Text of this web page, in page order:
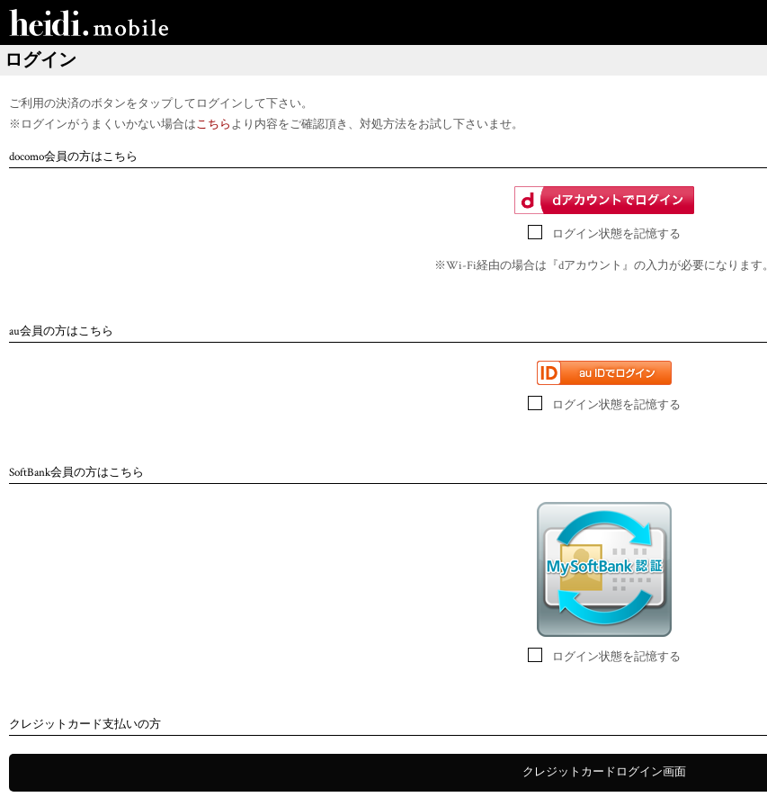
ログイン
ご利用の決済のボタンをタップしてログインして下さい。
※ログインがうまくいかない場合はこちらより内容をご確認頂き、対処方法をお試し下さいませ。
docomo会員の方はこちら
ログイン状態を記憶する
※Wi-Fi経由の場合は『dアカウント』の入力が必要になります。
au会員の方はこちら
ログイン状態を記憶する
SoftBank会員の方はこちら
ログイン状態を記憶する
クレジットカード支払いの方
クレジットカードログイン画面